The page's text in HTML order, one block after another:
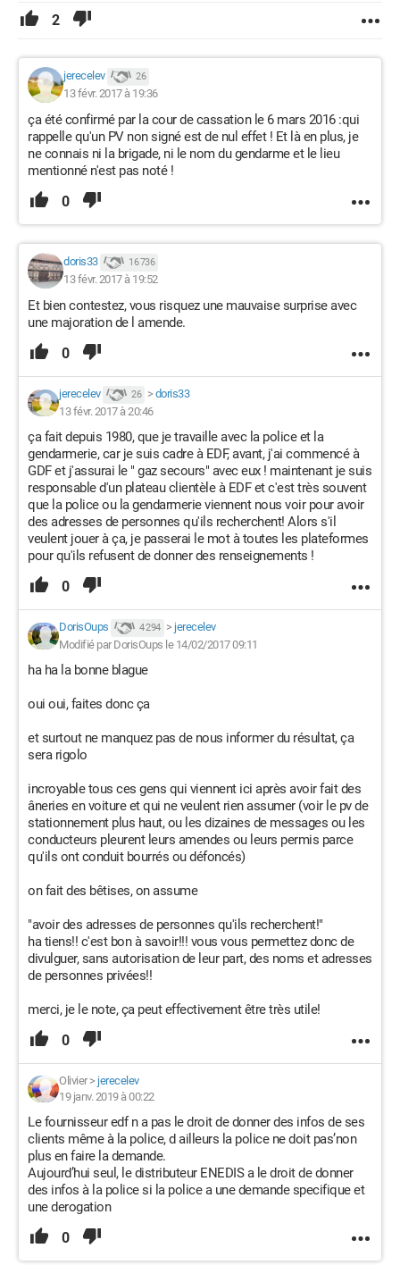
2
jerecelev 26
13 févr. 2017 à 19:36
ça été confirmé par la cour de cassation le 6 mars 2016 :qui
rappelle qu'un PV non signé est de nul effet ! Et là en plus, je
ne connais ni la brigade, ni le nom du gendarme et le lieu
mentionné n'est pas noté !
0
doris33 16 736
13 févr. 2017 à 19:52
Et bien contestez, vous risquez une mauvaise surprise avec
une majoration de l amende.
0
jerecelev 26 > doris33
13 févr. 2017 à 20:46
ça fait depuis 1980, que je travaille avec la police et la
gendarmerie, car je suis cadre à EDF, avant, j'ai commencé à
GDF et j'assurai le " gaz secours" avec eux ! maintenant je suis
responsable d'un plateau clientèle à EDF et c'est très souvent
que la police ou la gendarmerie viennent nous voir pour avoir
des adresses de personnes qu'ils recherchent! Alors s'il
veulent jouer à ça, je passerai le mot à toutes les plateformes
pour qu'ils refusent de donner des renseignements !
0
DorisOups 4 294 > jerecelev
Modifié par DorisOups le 14/02/2017 09:11
ha ha la bonne blague
oui oui, faites donc ça
et surtout ne manquez pas de nous informer du résultat, ça
sera rigolo
incroyable tous ces gens qui viennent ici après avoir fait des
âneries en voiture et qui ne veulent rien assumer (voir le pv de
stationnement plus haut, ou les dizaines de messages ou les
conducteurs pleurent leurs amendes ou leurs permis parce
qu'ils ont conduit bourrés ou défoncés)
on fait des bêtises, on assume
"avoir des adresses de personnes qu'ils recherchent!"
ha tiens!! c'est bon à savoir!!! vous vous permettez donc de
divulguer, sans autorisation de leur part, des noms et adresses
de personnes privées!!
merci, je le note, ça peut effectivement être très utile!
0
Olivier> jerecelev
19 janv. 2019 à 00:22
Le fournisseur edf n a pas le droit de donner des infos de ses
clients même à la police, d ailleurs la police ne doit pas’non
plus en faire la demande.
Aujourd’hui seul, le distributeur ENEDIS a le droit de donner
des infos à la police si la police a une demande specifique et
une derogation
0